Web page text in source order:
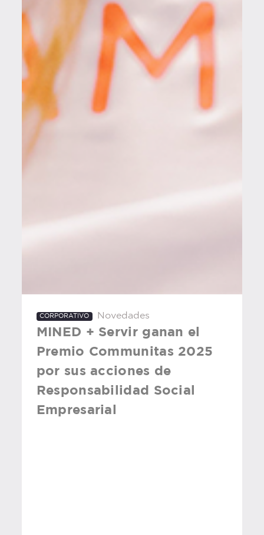
CORPORATIVO Novedades
MINED + Servir ganan el
Premio Communitas 2025
por sus acciones de
Responsabilidad Social
Empresarial